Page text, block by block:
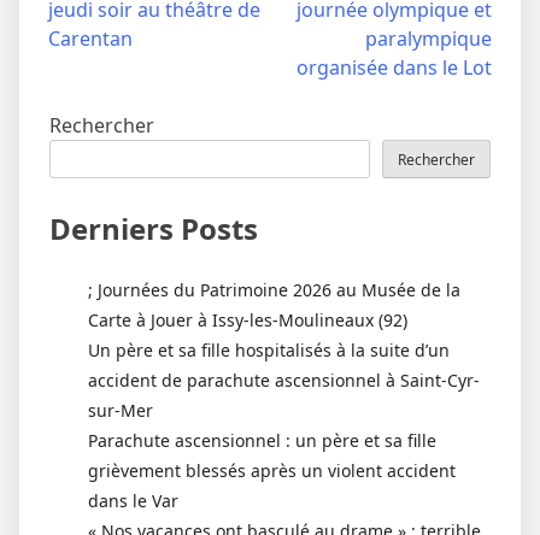
l’article
jeudi soir au théâtre de
Carentan
journée olympique et
paralympique
organisée dans le Lot
Rechercher
Rechercher
Derniers Posts
; Journées du Patrimoine 2026 au Musée de la
Carte à Jouer à Issy-les-Moulineaux (92)
Un père et sa fille hospitalisés à la suite d’un
accident de parachute ascensionnel à Saint-Cyr-
sur-Mer
Parachute ascensionnel : un père et sa fille
grièvement blessés après un violent accident
dans le Var